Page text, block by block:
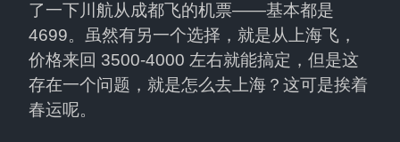
了一下川航从成都飞的机票——基本都是
4699。虽然有另一个选择，就是从上海飞，
价格来回 3500-4000 左右就能搞定，但是这
存在一个问题，就是怎么去上海？这可是挨着
春运呢。